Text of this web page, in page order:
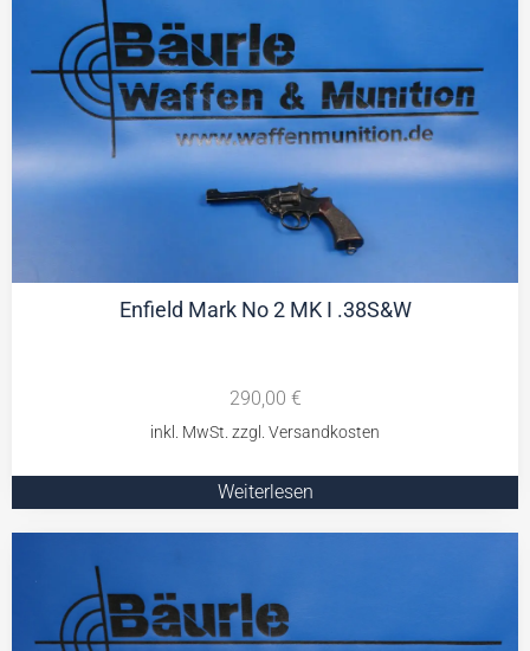
Enfield Mark No 2 MK I .38S&W
290,00 €
Weiterlesen